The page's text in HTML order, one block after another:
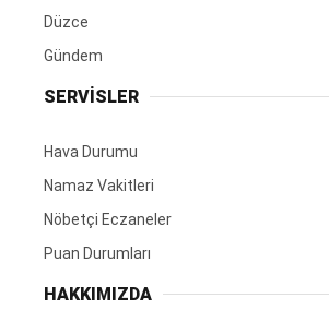
Düzce
Gündem
SERVİSLER
Hava Durumu
Namaz Vakitleri
Nöbetçi Eczaneler
Puan Durumları
HAKKIMIZDA